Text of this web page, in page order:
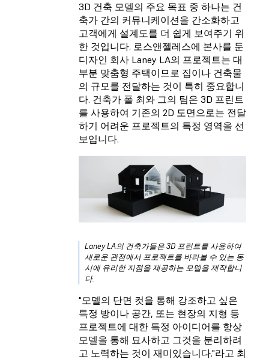
3D 건축 모델의 주요 목표 중 하나는 건
축가 간의 커뮤니케이션을 간소화하고
고객에게 설계도를 더 쉽게 보여주기 위
한 것입니다. 로스앤젤레스에 본사를 둔
디자인 회사 Laney LA의 프로젝트는 대
부분 맞춤형 주택이므로 집이나 건축물
의 규모를 전달하는 것이 특히 중요합니
다. 건축가 폴 최와 그의 팀은 3D 프린트
를 사용하여 기존의 2D 도면으로는 전달
하기 어려운 프로젝트의 특정 영역을 선
보입니다.
Laney LA의 건축가들은 3D 프린트를 사용하여
새로운 관점에서 프로젝트를 바라볼 수 있는 동
시에 유리한 지점을 제공하는 모델을 제작합니
다.
"모델의 단면 컷을 통해 강조하고 싶은
특정 방이나 공간, 또는 현장의 지형 등
프로젝트에 대한 특정 아이디어를 항상
모델을 통해 묘사하고 그것을 분리하려
고 노력하는 것이 재미있습니다."라고 최